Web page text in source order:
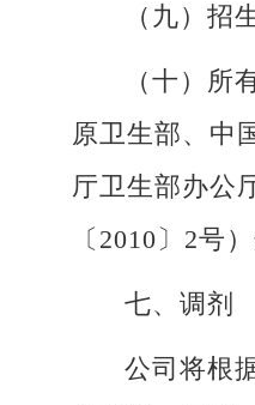
（九）招
（十）
原卫生部、中
厅卫生部办公
〔2010〕2号
七、调剂
公司将根